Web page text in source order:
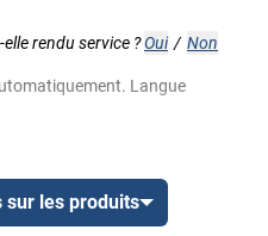
rendu service ?Oui / Non
Langue
sur les produits